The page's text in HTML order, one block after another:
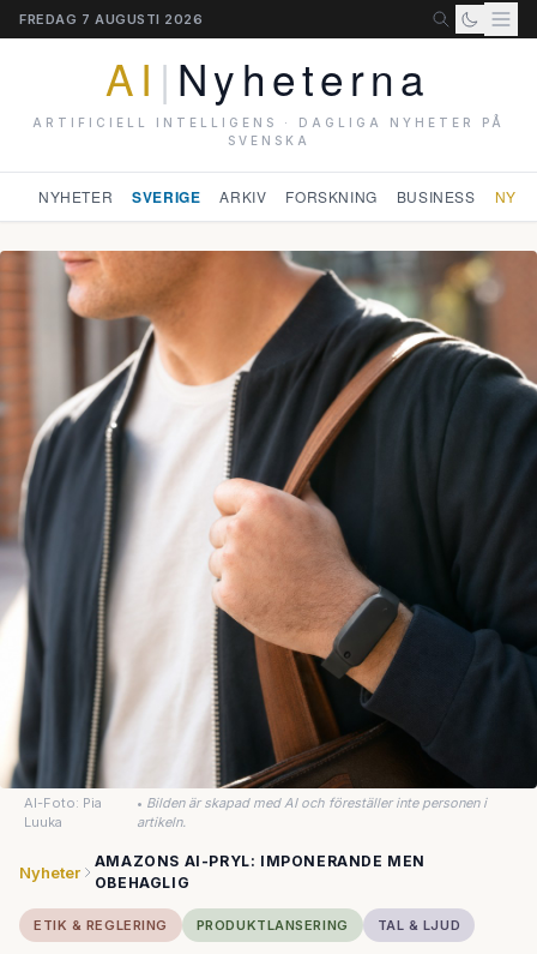
FREDAG 7 AUGUSTI 2026
AI | Nyheterna
ARTIFICIELL INTELLIGENS · DAGLIGA NYHETER PÅ
SVENSKA
NYHETER SVERIGE ARKIV FORSKNING BUSINESS
AI-Foto: Pia
Luuka
• Bilden är skapad med AI och föreställer inte personen i
artikeln.
Nyheter
AMAZONS AI-PRYL: IMPONERANDE MEN
OBEHAGLIG
ETIK & REGLERING PRODUKTLANSERING TAL & LJUD